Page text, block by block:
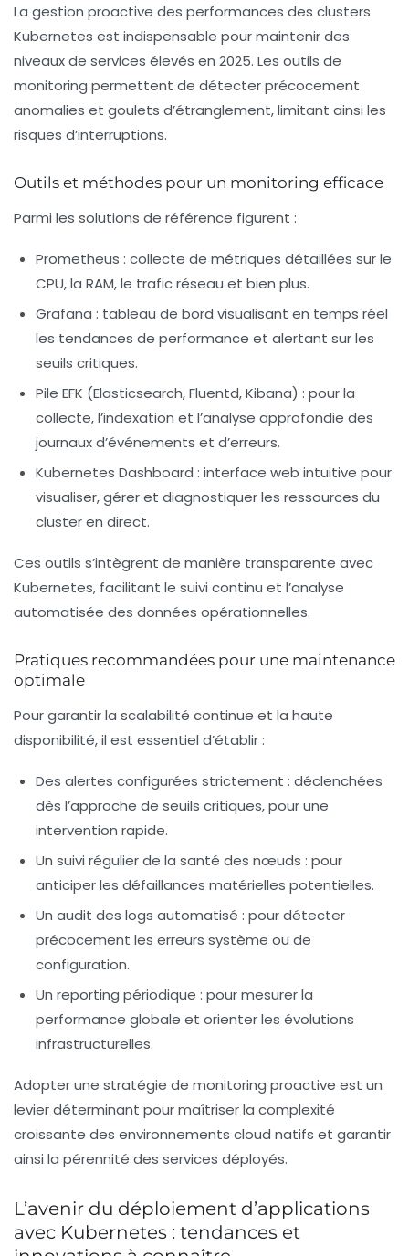
La gestion proactive des performances des clusters
Kubernetes est indispensable pour maintenir des
niveaux de services élevés en 2025. Les outils de
monitoring permettent de détecter précocement
anomalies et goulets d’étranglement, limitant ainsi les
risques d’interruptions.
Outils et méthodes pour un monitoring efficace
Parmi les solutions de référence figurent :
Prometheus : collecte de métriques détaillées sur le
CPU, la RAM, le trafic réseau et bien plus.
Grafana : tableau de bord visualisant en temps réel
les tendances de performance et alertant sur les
seuils critiques.
Pile EFK (Elasticsearch, Fluentd, Kibana) : pour la
collecte, l’indexation et l’analyse approfondie des
journaux d’événements et d’erreurs.
Kubernetes Dashboard : interface web intuitive pour
visualiser, gérer et diagnostiquer les ressources du
cluster en direct.
Ces outils s’intègrent de manière transparente avec
Kubernetes, facilitant le suivi continu et l’analyse
automatisée des données opérationnelles.
Pratiques recommandées pour une maintenance
optimale
Pour garantir la scalabilité continue et la haute
disponibilité, il est essentiel d’établir :
Des alertes configurées strictement : déclenchées
dès l’approche de seuils critiques, pour une
intervention rapide.
Un suivi régulier de la santé des nœuds : pour
anticiper les défaillances matérielles potentielles.
Un audit des logs automatisé : pour détecter
précocement les erreurs système ou de
configuration.
Un reporting périodique : pour mesurer la
performance globale et orienter les évolutions
infrastructurelles.
Adopter une stratégie de monitoring proactive est un
levier déterminant pour maîtriser la complexité
croissante des environnements cloud natifs et garantir
ainsi la pérennité des services déployés.
L’avenir du déploiement d’applications
avec Kubernetes : tendances et